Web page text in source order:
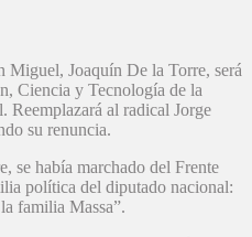
Miguel, Joaquín De la Torre, será
Ciencia y Tecnología de la
Reemplazará al radical Jorge
su renuncia.
se había marchado del Frente
política del diputado nacional:
familia Massa”.